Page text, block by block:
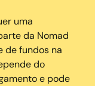
uma
da Nomad
de fundos na
do
e pode